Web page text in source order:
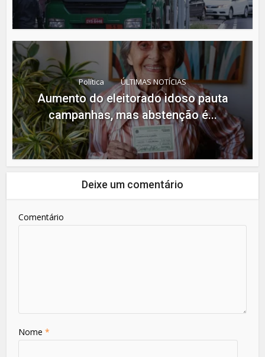
Política ÚLTIMAS NOTÍCIAS
Aumento do eleitorado idoso pauta
campanhas, mas abstenção é...
Deixe um comentário
Comentário
Nome*